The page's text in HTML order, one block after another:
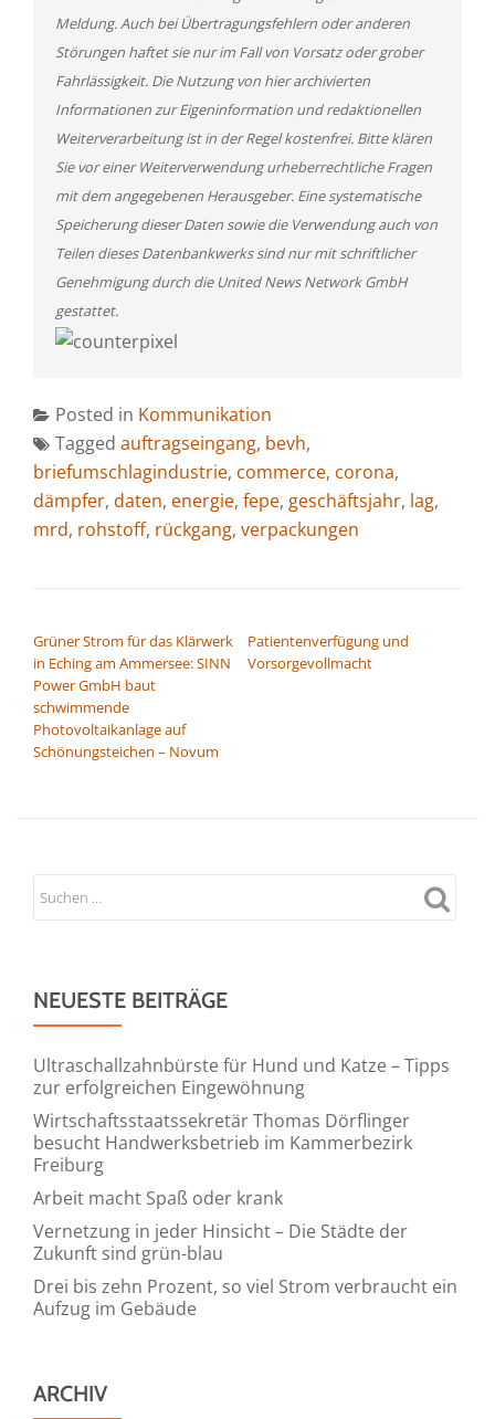
Meldung. Auch bei Übertragungsfehlern oder anderen
Störungen haftet sie nur im Fall von Vorsatz oder grober
Fahrlässigkeit. Die Nutzung von hier archivierten
Informationen zur Eigeninformation und redaktionellen
Weiterverarbeitung ist in der Regel kostenfrei. Bitte klären
Sie vor einer Weiterverwendung urheberrechtliche Fragen
mit dem angegebenen Herausgeber. Eine systematische
Speicherung dieser Daten sowie die Verwendung auch von
Teilen dieses Datenbankwerks sind nur mit schriftlicher
Genehmigung durch die United News Network GmbH
gestattet.
Posted in Kommunikation
Tagged auftragseingang, bevh,
briefumschlagindustrie, commerce, corona,
dämpfer, daten, energie, fepe, geschäftsjahr, lag,
mrd, rohstoff, rückgang, verpackungen
Grüner Strom für das Klärwerk
in Eching am Ammersee: SINN
Power GmbH baut
schwimmende
Photovoltaikanlage auf
Schönungsteichen – Novum
Patientenverfügung und
Vorsorgevollmacht
NEUESTE BEITRÄGE
Ultraschallzahnbürste für Hund und Katze – Tipps
zur erfolgreichen Eingewöhnung
Wirtschaftsstaatssekretär Thomas Dörflinger
besucht Handwerksbetrieb im Kammerbezirk
Freiburg
Arbeit macht Spaß oder krank
Vernetzung in jeder Hinsicht – Die Städte der
Zukunft sind grün-blau
Drei bis zehn Prozent, so viel Strom verbraucht ein
Aufzug im Gebäude
ARCHIV